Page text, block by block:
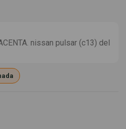
nissan pulsar (c13) del